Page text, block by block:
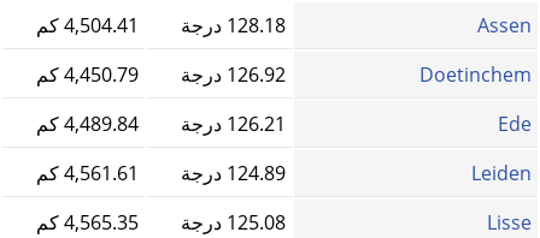
Assen
128.18 درجة
4,504.41 كم
Doetinchem
126.92 درجة
4,450.79 كم
Ede
126.21 درجة
4,489.84 كم
Leiden
124.89 درجة
4,561.61 كم
Lisse
125.08 درجة
4,565.35 كم